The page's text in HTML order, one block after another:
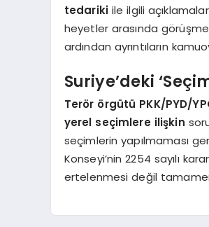
tedarikiile ilgili
heyetler arasında
ardından ayrıntıların
Suriye’deki
Terör örgütü PKK/PYD/
yerel seçimlere ilişkin
seçimlerin yapılmaması
Konseyi’nin 2254 sayılı
ertelenmesi değil